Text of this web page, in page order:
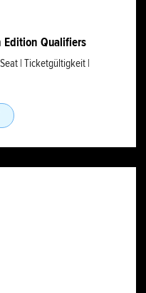
Qualifiers
| Ticketgültigkeit |